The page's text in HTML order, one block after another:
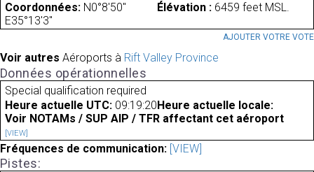
Coordonnées: N0°8'50"
E35°13'3"
Élévation : 6459 feet MSL.
AJOUTER VOTRE VOTE
Voir autres Aéroports à Rift Valley Province
Données opérationnelles
Special qualification required
Heure actuelle UTC: 09:19:20 Heure actuelle locale:
Voir NOTAMs / SUP AIP / TFR affectant cet aéroport
[VIEW]
Fréquences de communication: [VIEW]
Pistes: